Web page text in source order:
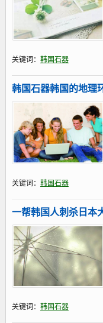
关键词： 韩国石器
韩国石器韩国的地理
关键词： 韩国石器
一帮韩国人刺杀日本
关键词： 韩国石器